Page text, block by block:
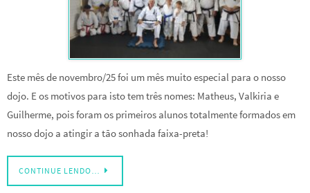
Este mês de novembro/25 foi um mês muito especial para o nosso
dojo. E os motivos para isto tem três nomes: Matheus, Valkiria e
Guilherme, pois foram os primeiros alunos totalmente formados em
nosso dojo a atingir a tão sonhada faixa-preta!
CONTINUE LENDO…